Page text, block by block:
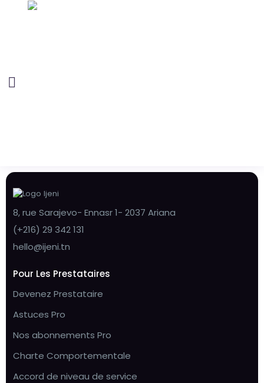
8, rue Sarajevo- Ennasr 1- 2037 Ariana
(+216) 29 342 131
hello@ijeni.tn
Pour Les Prestataires
Devenez Prestataire
Astuces Pro
Nos abonnements Pro
Charte Comportementale
Accord de niveau de service